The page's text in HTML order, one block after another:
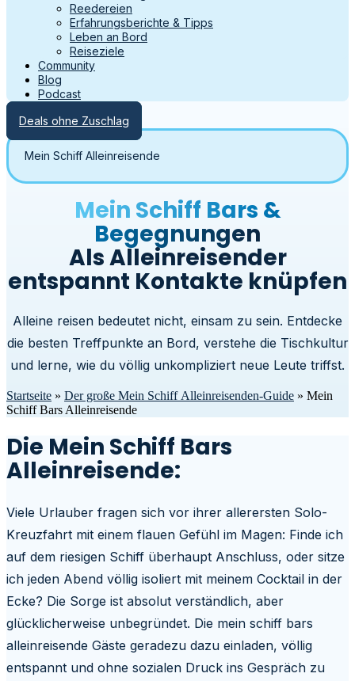
Reedereien
Erfahrungsberichte & Tipps
Leben an Bord
Reiseziele
Community
Blog
Podcast
Deals ohne Zuschlag
Mein Schiff Alleinreisende
Mein Schiff Bars &
Begegnungen
Als Alleinreisender
entspannt Kontakte knüpfen
Alleine reisen bedeutet nicht, einsam zu sein. Entdecke
die besten Treffpunkte an Bord, verstehe die Tischkultur
und lerne, wie du völlig unkompliziert neue Leute triffst.
Startseite » Der große Mein Schiff Alleinreisenden-Guide » Mein
Schiff Bars Alleinreisende
Die Mein Schiff Bars
Alleinreisende:
Viele Urlauber fragen sich vor ihrer allerersten Solo-
Kreuzfahrt mit einem flauen Gefühl im Magen: Finde ich
auf dem riesigen Schiff überhaupt Anschluss, oder sitze
ich jeden Abend völlig isoliert mit meinem Cocktail in der
Ecke? Die Sorge ist absolut verständlich, aber
glücklicherweise unbegründet. Die mein schiff bars
alleinreisende Gäste geradezu dazu einladen, völlig
entspannt und ohne sozialen Druck ins Gespräch zu